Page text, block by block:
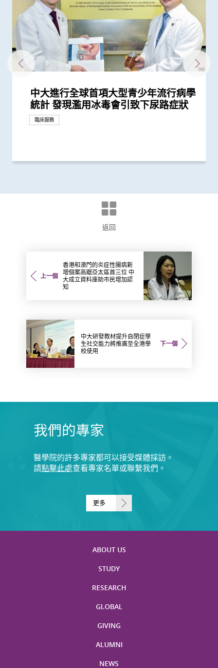
中大進行全球首項大型青少年流行病學
統計 發現濫用冰毒會引致下尿路症狀
臨床服務
中大醫學院研究顯示吸煙為全球膀胱癌
主因 聯同多國專家制訂「經尿道膀胱
腫瘤整塊切除術」的臨床指引
中大完成全球首個多專科單孔微創機械
人手術臨床研究 證新技術有效深入以
往難達位置進行精準治療
中大青少年泌尿治療中心今天開幕
捐款
中大率先發現吸毒劑量對青少年膀胱功
能有負面影響
研究
中大率先在港引入前列腺癌多模式局部
定位治療 大幅降低手術及住院時間、
創傷和後遺症
中大利用港產内鏡手術機械人 完成全
球首個機械人輔助「經尿道膀胱腫瘤整
塊切除術」治膀胱癌
中大研究證實「經尿道膀胱腫瘤整塊切
除術」較傳統手術治療更有效減低膀胱
癌復發機會
中大領導亞洲多地專家進行研究顯示
「機械人輔助根治性全膀胱切除連體內
尿路重建手術」減出血量及加快術後...
中大醫學院與海外外科專家聯合建議
新冠患者將手術延後七星期以減低死亡
風險
中大及浸大推出「精胺風險評分」診斷
前列腺癌
研究
中大發現能預測「前列腺動脈栓塞術」
成效的指標 可避免良性前列腺肥大患
者術後出現副作用
中大全球首項研究確認新大腸癌高風險
群組
研究
中大醫學院研「前列腺動脈栓塞術」治
前列腺肥大 9成病人經新法治療後可正
常排尿
中大成立何善衡泌尿中心加強本地前列
腺癌的早期診斷和治療
臨床服務
中大發現本港學童便秘與家庭及環境因
素息息相關
研究
中大張源津醫生成首位亞洲研究員 榮
獲國際泌尿科權威獎項John K.
Lattimer 講座獎
中大醫學院聯同內地團隊創立全球首個
統一食道癌分型系統 開發人工智能工
具「imECMS」助普及食道癌精準治療
中大研發經動脈碘栓塞化療無水新藥物
配方治療肝細胞癌 無惡化存活期顯著
延長一倍
懷未足月孖胎孕婦急性主動脈撕裂 情
況極罕見危急 中大威院跨專科團隊成
功為孕婦緊急修復主動脈保三命
中大獲研資局2025/26年度「策略專題
研究資助金」撥款3,150萬港元
研究
中大發現調整生活方式的介入治療方案
可減輕近七成愛滋病病毒感染者的代謝
性脂肪肝病情
中大研究揭示未來十年香港每千人將有
一人患上炎症性腸病 醫療負擔飆升至
每年逾四億港元 情況急需正視
中大醫學院創建亞洲首個膀胱癌類器官
生物庫 實現「先試後治」精準醫療
研究
中大醫學院開創兒童宏基因組組裝基因
組數據庫（MAGIC） 促進生命早期微
生物群研究
中大研究揭示乙肝藥「富馬酸替諾福
韋」增長者骨折風險
研究
中大醫學院發現良性前列腺增生患者感
染新冠病毒後 泌尿系統出現併發症風
險可高達五倍
中大研究估算在本港新冠Omicron病
毒流行期間 半數感染個案未被發現
研究
中大醫學院證實以AI輔助大腸內窺鏡檢
查 腺瘤檢測率增加四成 並成功訓練AI
輔助早期消化道癌症治療
中大醫學院證實內窺鏡胃腸繞道術治療
惡性胃出口阻塞 成效更高、住院時間
更短
醫務衞生局到訪中大醫學院 參觀先進
醫學教研設施 與教職員及學生會面交
流
中大在大中華地區首次引入嶄新組合式
機械人手術系統 在根治性前列腺切除
手術效果滿意
中大何善衡傳染病研究中心成立
捐款
中大研究證實新冠口服藥有效降低院舍
長者五成入院風險及防止病情惡化
研究
中大研究證搭橋手術後妥善管理血脂水
平 對減低長遠心臟併發症風險至關重
要
中大研究發現乙肝康復者的嚴重肝病併
發症風險會隨時間下降 唯仍須注意患
肝癌風險 建議接受長期肝癌監測
中大完成全球首例機械人輔助支氣管鏡
微波消融術治療肺轉移
外科創新技術
中大醫科生研究發現STK3激酶促進胃
癌發展 可作為獨立預後指標
教育
中大醫學院聯同全球糖尿病知名專家合
作四年 為《刺針》制定糖尿病多元綜
合策略
中大賽馬會齊心防癌計劃公布首3,500
名市民篩查結果 顯示「一站式多樣癌
症篩查」有效
中大成功完成全球首宗利用內鏡手術機
械人進行內鏡黏膜下剝離術治大腸癌
外科創新技術
中大研究顯示新冠肺炎患者常見有肝臟
受損問題 建議監測患者肝功能 及早發
現病情惡化
中大全基因組測序技術為慣性流產夫婦
作更精準的遺傳病因檢測及診斷
研究
中大醫學院領導的調查顯示 全球泌尿
科服務因新冠病毒大流行而被嚴重推遲
研究
中大醫學院公布「2019新型冠狀病毒社
區研究」結果
研究
嬰兒腸道菌群影響一生 中大團隊研
「三歲定八十」之謎
研究
中大研究發現田園生活有助預防兒童罹
患哮喘
研究
患有多囊卵巢綜合症華人女性的糖尿病
風險是非患病人士的4倍
研究
多元化預防衰老活動有助減低衰老狀況
逾8成「前期衰老」長者逆轉為「非衰
老」
中大改良英國胎兒醫學基金會之「三重
檢測方法」 證可提升亞洲孕婦「早產
妊娠毒血症檢出率」一倍
中大率先引入全基因組測序技術作胎兒
產前診斷
研究
中大成功應用混合手術室「經氣管微波
消融術」 無創治肺癌成亞太首例
外科創新技術
中大與世界頂尖學府加強跨學科醫療機
械人研究合作 重塑醫學診斷和治療的
未來發展
中大利用「混合手術室」結合「電磁導
航支氣管鏡」技術 實時影像追蹤及抽
取微細病變組織 能診治少至2毫米...
中大研究證「消融化療栓塞術」有效延
長肝癌患者無惡化存活期兩倍
研究
中大研究揭乙肝康復者仍存罹患肝癌風
險
研究
中大研究揭示脂肪肝問題不是肥胖人士
獨有
研究
中大率國際研究 訂治療肺癌基因變異
新典範
研究
中大公布「動脈粥樣硬化」形成新發現
揭示心血管疾病治療新方向
研究
中大推全球首項運用「單細胞基因技
術」檢測卵子質素研究 破解卵子老化
及女性不育之謎
中大公布全球首項「針對亞士匹靈引致
腸道出血」的新發現 停服亞士匹靈可
增加患嚴重心血管疾病及死亡風險逾...
中大研究發現每5名糖尿病患者中 1人
因脂肪肝引致嚴重肝纖維化或肝硬化
研究
中大成立周佩芳認知障礙預防研究中心
設立一站式簡易網站提供認知障礙症資
訊
中大進行亞洲首項家居清潔劑對兒童健
康影響的全面流行病學研究 發現經常
使用家居清潔劑可增加引發兒童鼻炎...
中大成立全球首個華人「早發性認知障
礙症」研究登記冊
研究
中大港大率先應用3D打印技術於複雜
心臟手術
研究
中大與全球30多國專家合作研究 發現
小中風新藥物療法
研究
中大與多國中風專家領導一項全球研究
發現及早評估與治療「小中風」可降低
七成中風風險
中大研究發現本地每5名口咽癌患者1人
感染HPV病毒 推公眾篩查以了解口腔感
染HPV情況
中大就七種常見呼吸道病毒進行全港首
個流行病學分析 發現「呼吸道合胞病
毒」及「甲型流感」為兩大致命病毒
中大聯同國際專家發現引致腦退化基
因 為治療及預防「阿茲海默氏症」帶
來新方向
中大推全港首個「多發性硬化症」中西
醫結合治療先導計劃 助患者控制病情
並紓緩疲勞及認知症狀
中大公布亞洲首項針對肥胖「睡眠窒息
症」患者生活模式研究 證實個人化輔
導療程有效減輕病情
中大研究「腸道微生物移植」治療難辨
梭菌感染 治癒率為傳統抗生素治療的3
倍
中大率先引入「高頻信號檢測」技術以
確定腦部手術範圍 有效提升複雜性腦
癇症手術成效約三成
中大成功研發新物料有助骨質疏鬆性骨
折固定和癒合 可縮短三成癒合時間 提
升三成骨骼強度
中大醫學院許樹昌教授於《刺針》發表
評論新沙士文章 強調醫院感染控制措
施對控制疫情極為重要
中大推算本地吸煙人士一生至少花逾百
萬購煙草產品 籲戒煙為健康財富雙增
值
中大倡議新藥物治療標準逆轉腦血管硬
化
研究
中大最新研究揭示本港每年逾十萬非酒
精性脂肪肝新症
研究
中大發現本港孕婦乙肝帶菌率維持偏高
與25年前未引入初生嬰兒全面疫苗計劃
時相若
中大醫科生研究發現本港高血壓人士藥
物依從性未如理想 僅五成患者血壓受
控
中大研究指朋儕關顧 可減少受情緒困
擾之糖尿患者住院百分比
研究
中大與養和醫院攜手研究 發現抑鬱症
患者出現睡眠行為障礙或是腦退化先兆
研究
中大醫學院成功植入「脈衝產生器」醫
治胃酸倒流
外科創新技術
社區衰老狀況篩查 發現65歲或以上的
社區人口中 過半已踏入前期衰老
研究
中大成立一期臨床研究中心 加強本地
新藥開發
研究
中大公布香港市民運動模式與情緒病風
險研究 揭示身心運動有助減低情緒病
風險
香港中文大學成立消化疾病研究國家重
點實驗室 提升消化道疾病診治水平
造福人類健康
中大公布香港慢性腎病透析患者就業研
究並提倡中末期患者接受透析前的早期
教育計劃
中大研究發現成年人及長者感染呼吸道
合胞病毒和流感病毒可致命
研究
中大公布小中風的最新藥物治療方法
研究
香港和澳門的炎症性腸病新增個案高踞
亞太區首三位 中大成立資料庫助市民
增加認知
香港中文大學研究發現，身體和認知活
動可以維護與改進輕度認知損害患者的
大腦功能
中大推全港大型「鼻咽癌血液測試研究
計劃」 現招募二萬名市民參與 冀有效
偵測早期患者
中大研究揭示輕度聽障對兒童學習及言
語的影響 現招募聽障學童參與研究計
劃以探討復康介入成效
中大制訂肝癌風險評估指數 準確預測
乙肝病人的肝癌風險
研究
中大發現四成冠心病高危人士患有大腸
癌前期腫瘤
研究
逾四分一成年港人患有脂肪肝 情況不
容忽視 中大首推無創肝脂肪檢查 助患
者及早診斷
大腸癌將成為香港頭號癌症 中大引入
大腸膠囊內視鏡助預防大腸癌
外科創新技術
抗病毒治療能預防肝癌復發 中大代表
香港擬定亞太區慢性乙肝治療指引
研究
中大證實無創性手術能有效治療腦動靜
脈畸形
臨床服務
中大與法大學合作研究 成功為肥胖人
士進行無創肝纖維化檢查
研究
中大促請單車使用者佩戴頭盔及其他防
護措施 以減輕意外引致的腦創傷
研究
「醫工合作．完美醫療」 中大舉辦公
眾教育活動 分享電腦輔助手術與臨床
管理的豐碩成果
中大率先在本港利用深腦刺激治療遲發
性肌張力失調症
外科創新技術
返回
上一個
香港和澳門的炎症性腸病新
增個案高踞亞太區首三位 中
大成立資料庫助市民增加認
知
下一個
中大研發教材提升自閉症學
生社交能力將推廣至全港學
校使用
我們的專家
醫學院的許多專家都可以接受媒體採訪。
請點擊此處查看專家名單或聯繫我們。
更多
ABOUT US
STUDY
RESEARCH
GLOBAL
GIVING
ALUMNI
NEWS